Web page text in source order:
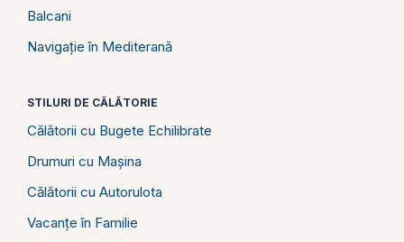
Balcani
Navigație în Mediterană
STILURI DE CĂLĂTORIE
Călătorii cu Bugete Echilibrate
Drumuri cu Mașina
Călătorii cu Autorulota
Vacanțe în Familie